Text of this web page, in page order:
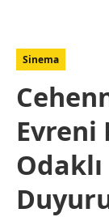
Sinema
Evreni